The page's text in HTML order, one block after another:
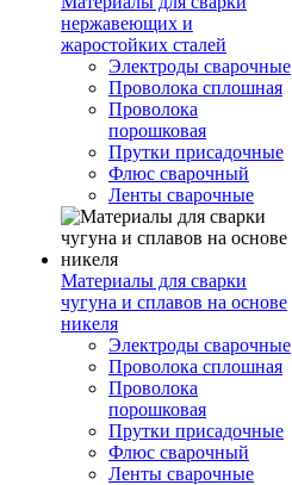
нержавеющих и
жаростойких сталей
Электроды сварочные
Проволока сплошная
Проволока
порошковая
Прутки присадочные
Флюс сварочный
Ленты сварочные
Материалы для сварки
чугуна и сплавов на основе
никеля
Электроды сварочные
Проволока сплошная
Проволока
порошковая
Прутки присадочные
Флюс сварочный
Ленты сварочные